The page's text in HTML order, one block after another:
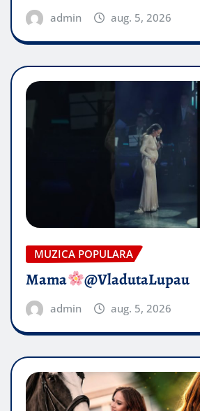
admin aug. 5, 2026
MUZICA POPULARA
Mama @VladutaLupau
admin aug. 5, 2026